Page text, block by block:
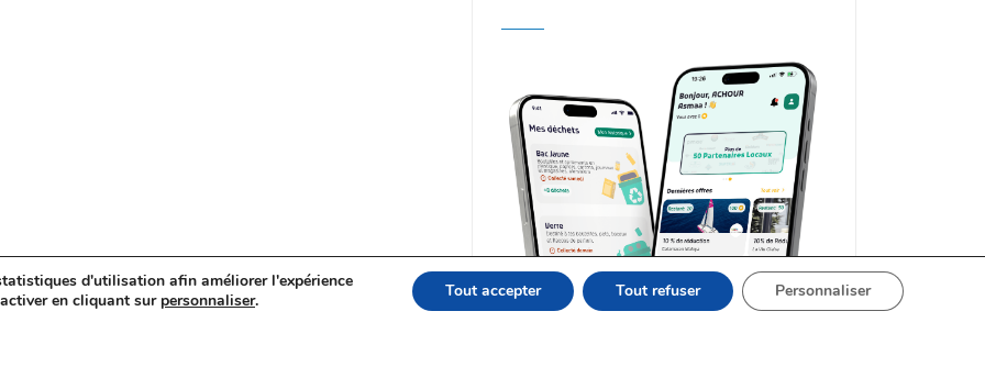
d'utilisation afin améliorer l'expérience
en cliquant sur personnaliser. Tout accepter Tout refuser Personnaliser